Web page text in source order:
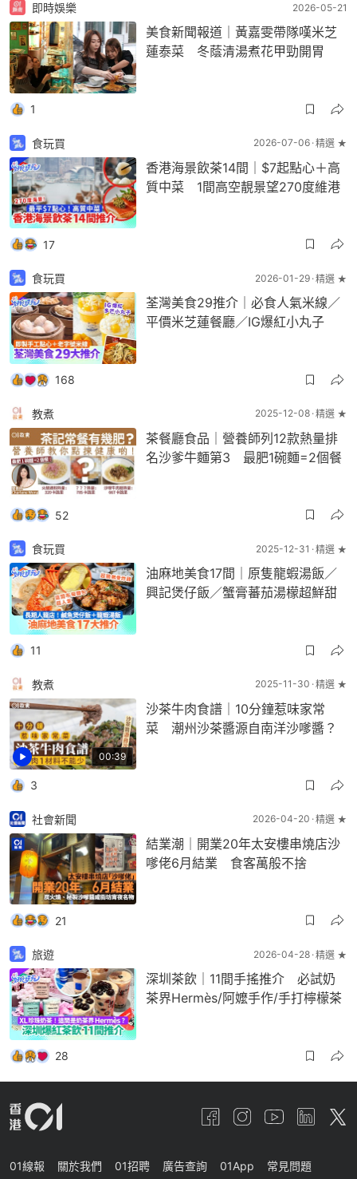
即時娛樂 2026-05-21
美食新聞報道｜黃嘉雯帶隊嘆米芝
蓮泰菜 冬蔭清湯煮花甲勁開胃
1
食玩買 2026-07-06 精選 ★
香港海景飲茶14間｜$7起點心＋高
質中菜 1間高空靚景望270度維港
17
食玩買 2026-01-29 精選 ★
荃灣美食29推介｜必食人氣米線／
平價米芝蓮餐廳／IG爆紅小丸子
168
教煮 2025-12-08 精選 ★
茶餐廳食品｜營養師列12款熱量排
名沙爹牛麵第3 最肥1碗麵=2個餐
52
食玩買 2025-12-31 精選 ★
油麻地美食17間｜原隻龍蝦湯飯／
興記煲仔飯／蟹膏蕃茄湯檬超鮮甜
11
00:39
教煮 2025-11-30 精選 ★
沙茶牛肉食譜｜10分鐘惹味家常
菜 潮州沙茶醬源自南洋沙嗲醬？
3
社會新聞 2026-04-20 精選 ★
結業潮｜開業20年太安樓串燒店沙
嗲佬6月結業 食客萬般不捨
21
旅遊 2026-04-28 精選 ★
深圳茶飲｜11間手搖推介 必試奶
茶界Hermès/阿嬤手作/手打檸檬茶
28
01線報 關於我們 01招聘 廣告查詢 01App 常見問題